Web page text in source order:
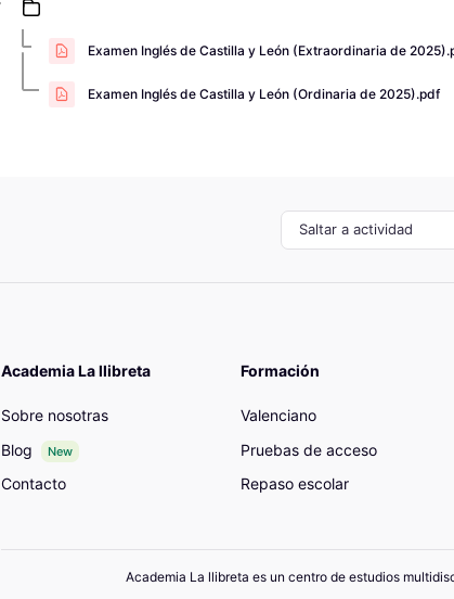
Examen Inglés de Castilla y León (Extraordinaria de
Examen Inglés de Castilla y León (Ordinaria de 2025).pdf
Saltar a actividad
Academia La llibreta
Sobre nosotras
Blog
New
Contacto
Formación
Valenciano
Pruebas de acceso
Repaso escolar
Academia La llibreta es un centro de estudios